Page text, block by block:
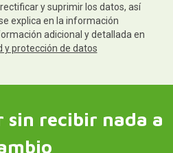
y suprimir los datos, así
explica en la información
adicional y detallada en
y protección de datos
sin recibir nada a